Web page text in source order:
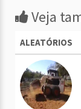
Veja
ALEATÓRIOS